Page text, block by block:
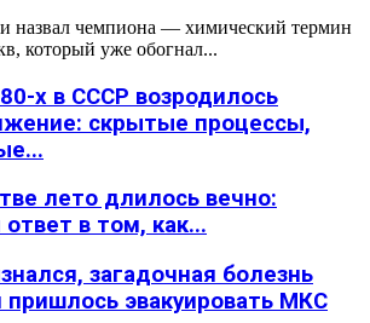
назвал чемпиона — химический термин
который уже обогнал...
х в СССР возродилось
скрытые процессы,
лето длилось вечно:
в том, как...
загадочная болезнь
эвакуировать МКС